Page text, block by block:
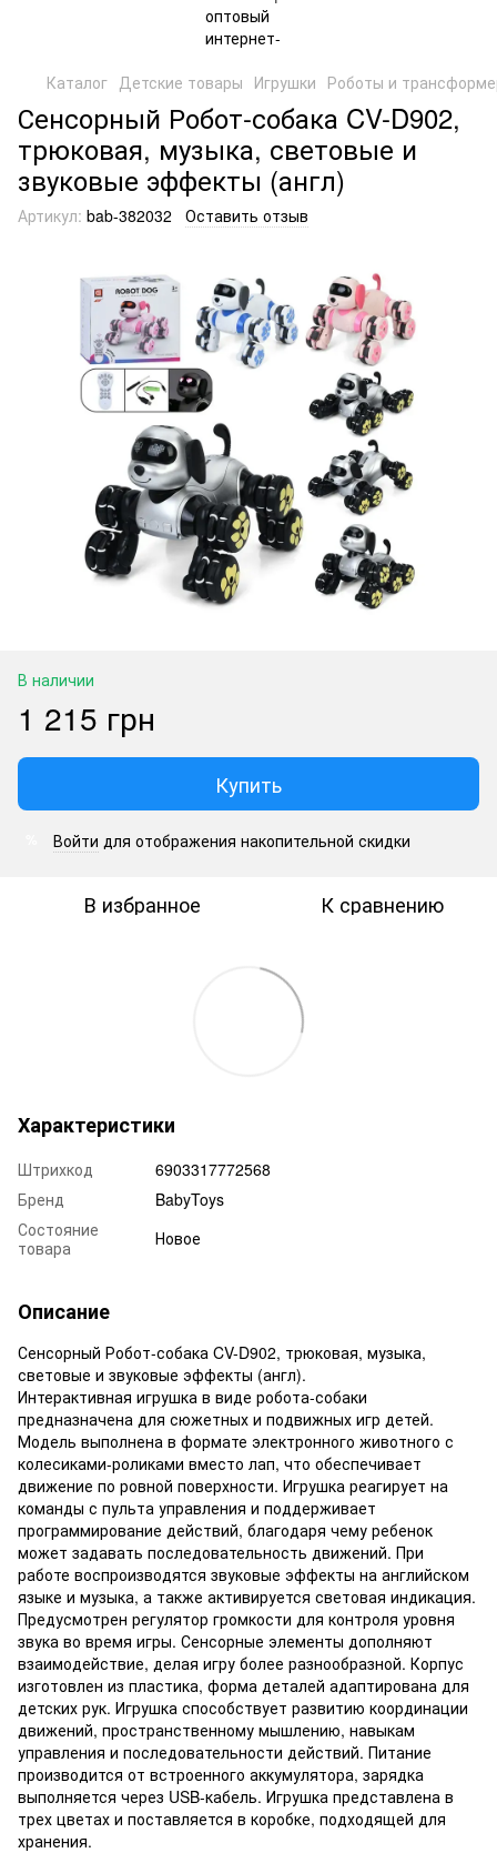
Каталог Детские товары Игрушки Роботы и
Сенсорный Робот-собака CV-D902,
трюковая, музыка, световые и
звуковые эффекты (англ)
Артикул: bab-382032 Оставить отзыв
В наличии
1 215 грн
Купить
Войти для отображения накопительной скидки
В избранное К сравнению
Характеристики
Штрихкод
6903317772568
Бренд
BabyToys
Состояние
товара
Новое
Описание
Сенсорный Робот-собака CV-D902, трюковая, музыка,
световые и звуковые эффекты (англ).
Интерактивная игрушка в виде робота-собаки
предназначена для сюжетных и подвижных игр детей.
Модель выполнена в формате электронного животного с
колесиками-роликами вместо лап, что обеспечивает
движение по ровной поверхности. Игрушка реагирует на
команды с пульта управления и поддерживает
программирование действий, благодаря чему ребенок
может задавать последовательность движений. При
работе воспроизводятся звуковые эффекты на английском
языке и музыка, а также активируется световая индикация.
Предусмотрен регулятор громкости для контроля уровня
звука во время игры. Сенсорные элементы дополняют
взаимодействие, делая игру более разнообразной. Корпус
изготовлен из пластика, форма деталей адаптирована для
детских рук. Игрушка способствует развитию координации
движений, пространственному мышлению, навыкам
управления и последовательности действий. Питание
производится от встроенного аккумулятора, зарядка
выполняется через USB-кабель. Игрушка представлена в
трех цветах и поставляется в коробке, подходящей для
хранения.